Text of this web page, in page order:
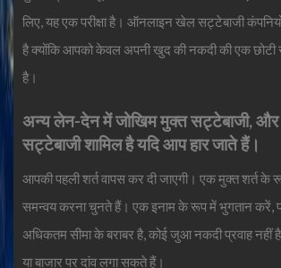
लिए, यह एक परीक्षा है। ऑनलाइन खेल सट्टेबाजी
है क्योंकि आपको केवल अपनी खुद की नकदी की एक छोटी
है।
अन्य लेन-देन में जोखिम मुक्त सट्टेबाजी,
सट्टेबाजी शामिल है यदि आप हार जाते हैं।
आपकी पहली शर्त वापस कर दी जाएगी। एक मुक्त शर्त
समन्वय करना चुनते हैं। एक इनाम के रूप में भुगतान करें,
अधिकतम सीमा के बराबर है, कोई जुआ नकदी प्रवाह नहीं
या बाजार पर दांव लगा सकते हैं।